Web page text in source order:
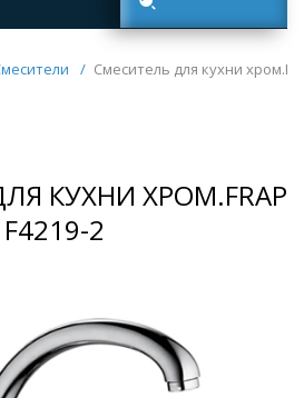
комнат
/ Смеситель для кухни
КУХНИ ХРОМ.FRAP
F4219-2